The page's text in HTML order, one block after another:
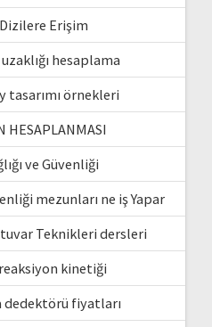
Erişim
hesaplama
tasarımı örnekleri
HESAPLANMASI
ve Güvenliği
mezunları ne iş Yapar
Teknikleri dersleri
kinetiği
dedektörü fiyatları